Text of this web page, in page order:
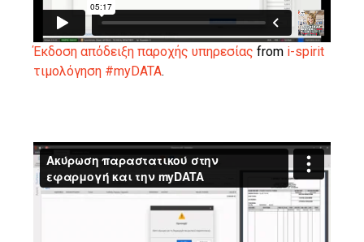
Έκδοση απόδειξη παροχής υπηρεσίας from i-spirit
τιμολόγηση #myDATA.